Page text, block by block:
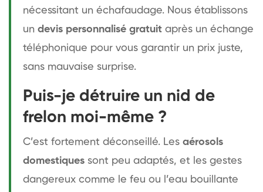
nécessitant un échafaudage. Nous établissons
un devis personnalisé gratuit après un échange
téléphonique pour vous garantir un prix juste,
sans mauvaise surprise.
Puis-je détruire un nid de
frelon moi-même ?
C’est fortement déconseillé. Les aérosols
domestiques sont peu adaptés, et les gestes
dangereux comme le feu ou l’eau bouillante